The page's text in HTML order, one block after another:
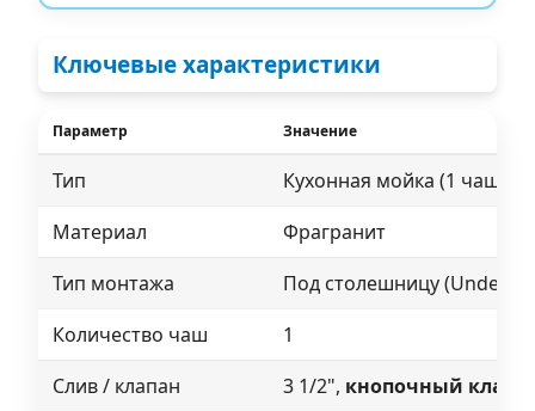
Ключевые характеристики
Характеристики Franke KUBUS 2 KNG PRO 110-62
Параметр Значение
Тип
Кухонная мойка (1 чаша),
Материал
Фрагранит
Тип монтажа
Под столешницу
Количество чаш
1
Слив / клапан
3 1/2", кнопочный